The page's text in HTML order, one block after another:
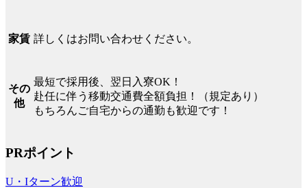
家賃 詳しくはお問い合わせください。
その
他
最短で採用後、翌日入寮OK！
赴任に伴う移動交通費全額負担！（規定あり）
もちろんご自宅からの通勤も歓迎です！
PRポイント
U・Iターン歓迎